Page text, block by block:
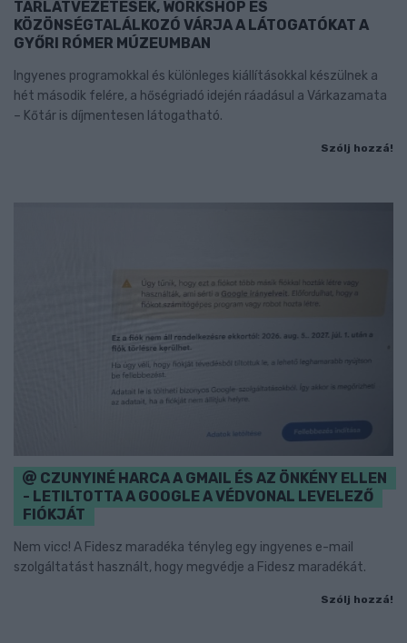
TÁRLATVEZETÉSEK, WORKSHOP ÉS
KÖZÖNSÉGTALÁLKOZÓ VÁRJA A LÁTOGATÓKAT A
GYŐRI RÓMER MÚZEUMBAN
Ingyenes programokkal és különleges kiállításokkal készülnek a
hét második felére, a hőségriadó idején ráadásul a Várkazamata
– Kőtár is díjmentesen látogatható.
Szólj hozzá!
CZUNYINÉ HARCA A GMAIL ÉS AZ ÖNKÉNY ELLEN
- LETILTOTTA A GOOGLE A VÉDVONAL LEVELEZŐ
FIÓKJÁT
Nem vicc! A Fidesz maradéka tényleg egy ingyenes e-mail
szolgáltatást használt, hogy megvédje a Fidesz maradékát.
Szólj hozzá!